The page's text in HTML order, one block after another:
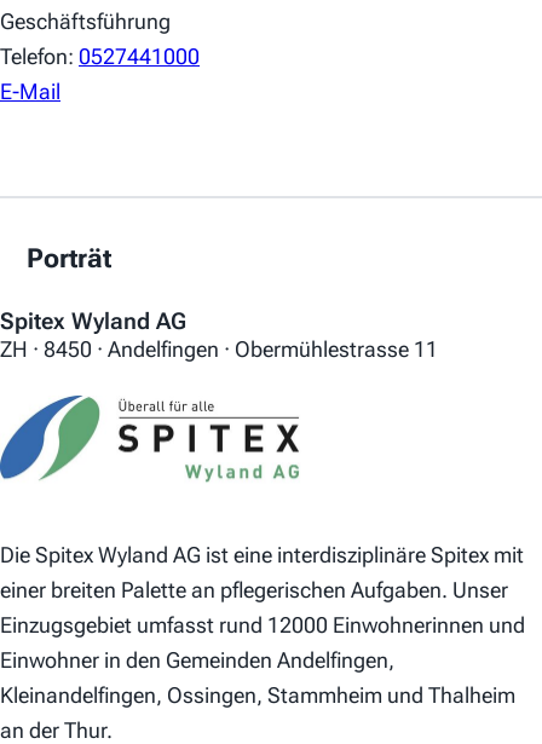
Geschäftsführung
Telefon: 0527441000
E-Mail
Porträt
Spitex Wyland AG
ZH · 8450 · Andelfingen · Obermühlestrasse 11
Die Spitex Wyland AG ist eine interdisziplinäre Spitex mit
einer breiten Palette an pflegerischen Aufgaben. Unser
Einzugsgebiet umfasst rund 12000 Einwohnerinnen und
Einwohner in den Gemeinden Andelfingen,
Kleinandelfingen, Ossingen, Stammheim und Thalheim
an der Thur.